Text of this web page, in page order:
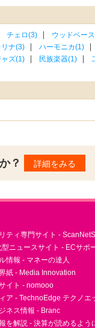
チェロ(3)
ウッドベー
リナ(3)
ハーモニカ(1)
ャズ(1) 民族楽器(1)
？ 詳細をみる
ティ専門サイト -
型ニュースサイト - ECサポ
情報 - マネーの達人
紙 - Media Innovation
イト - nomooo
ア - TechnoEdge テクノエ
ネス情報 - Branc
を解説 - 決算が読めるよう